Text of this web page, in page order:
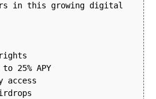
in this growing digital
25% APY
access